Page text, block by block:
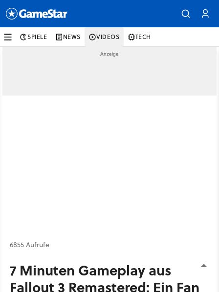
SPIELE NEWS VIDEOS TECH
6855 Aufrufe
7 Minuten Gameplay aus
Fallout 3 Remastered: Ein Fan